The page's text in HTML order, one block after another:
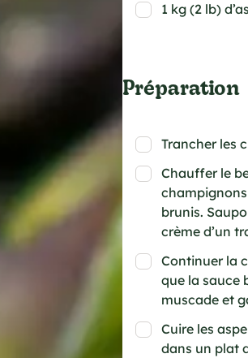
1 kg (2 lb)
Préparation
Trancher les
Chauffer le
champignons
brunis.
crème d’un
Continuer la
que la sauce
muscade et
Cuire les
dans un plat